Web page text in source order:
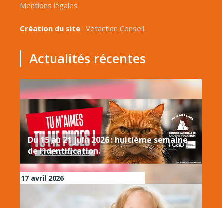
Mentions légales
Création du site : Vetaction Conseil.
Actualités récentes
Du 15 au 21 juin 2026 : huitième semaine
de l’identification.
17 avril 2026